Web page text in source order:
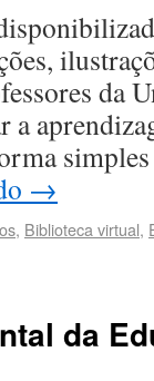
da
→
, Biblioteca virtual,
da